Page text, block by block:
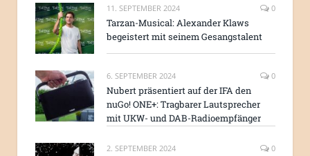
11. SEPTEMBER 2024 0
Tarzan-Musical: Alexander Klaws
begeistert mit seinem Gesangstalent
6. SEPTEMBER 2024 0
Nubert präsentiert auf der IFA den
nuGo! ONE+: Tragbarer Lautsprecher
mit UKW- und DAB-Radioempfänger
2. SEPTEMBER 2024 0